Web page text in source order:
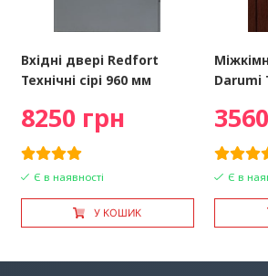
Вхідні двері Redfort
Технічні сірі 960 мм
8250 грн
Є в наявності
У КОШИК
Darumi
Є в